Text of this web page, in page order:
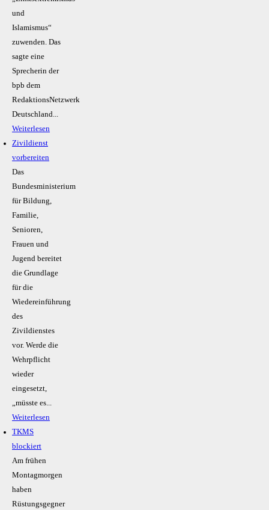
und
Islamismus“
zuwenden. Das
sagte eine
Sprecherin der
bpb dem
RedaktionsNetzwerk
Deutschland...
Weiterlesen
Zivildienst
vorbereiten
Das
Bundesministerium
für Bildung,
Familie,
Senioren,
Frauen und
Jugend bereitet
die Grundlage
für die
Wiedereinführung
des
Zivildienstes
vor. Werde die
Wehrpflicht
wieder
eingesetzt,
„müsste es...
Weiterlesen
TKMS
blockiert
Am frühen
Montagmorgen
haben
Rüstungsgegner